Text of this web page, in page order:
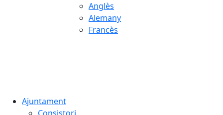
Anglès
Alemany
Francès
Ajuntament